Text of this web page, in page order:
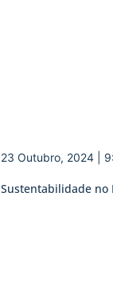
Sustentabilidade no
23 Outubro, 2024 |